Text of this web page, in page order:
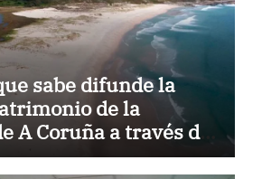
sabe difunde la
de la
A Coruña a través de